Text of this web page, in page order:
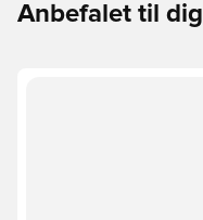
Anbefalet til dig